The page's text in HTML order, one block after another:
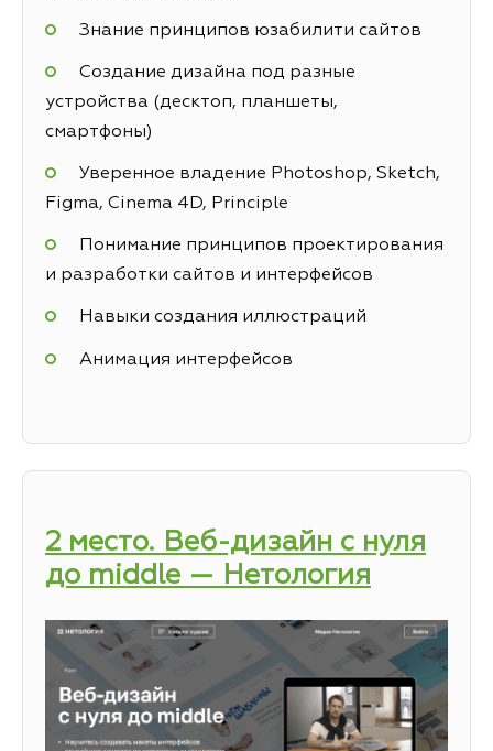
Знание принципов юзабилити сайтов
Создание дизайна под разные
устройства (десктоп, планшеты,
смартфоны)
Уверенное владение Photoshop, Sketch,
Figma, Cinema 4D, Principle
Понимание принципов проектирования
и разработки сайтов и интерфейсов
Навыки создания иллюстраций
Анимация интерфейсов
2 место. Веб-дизайн с нуля
до middle — Нетология